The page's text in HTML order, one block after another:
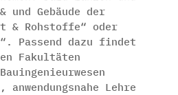
und Gebäude der
& Rohstoffe“ oder
Passend dazu findet
Fakultäten
anwendungsnahe Lehre